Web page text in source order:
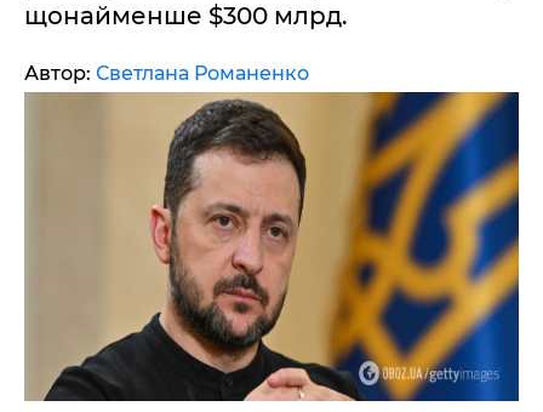
щонайменше $300 млрд.
Автор: Светлана Романенко